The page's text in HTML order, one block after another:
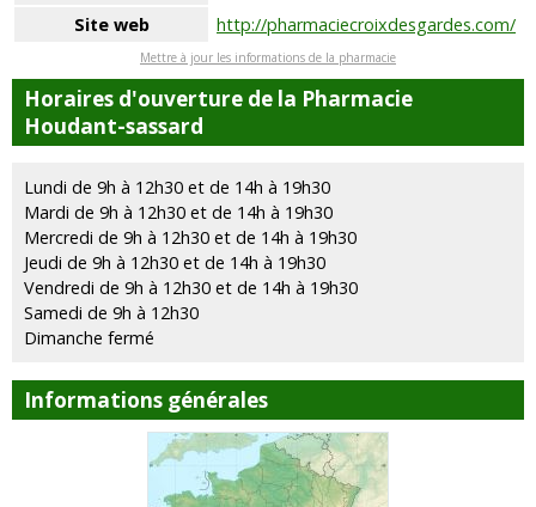
Site web
http://pharmaciecroixdesgardes.com/
Mettre à jour les informations de la pharmacie
Horaires d'ouverture de la Pharmacie
Houdant-sassard
Lundi de 9h à 12h30 et de 14h à 19h30
Mardi de 9h à 12h30 et de 14h à 19h30
Mercredi de 9h à 12h30 et de 14h à 19h30
Jeudi de 9h à 12h30 et de 14h à 19h30
Vendredi de 9h à 12h30 et de 14h à 19h30
Samedi de 9h à 12h30
Dimanche fermé
Informations générales